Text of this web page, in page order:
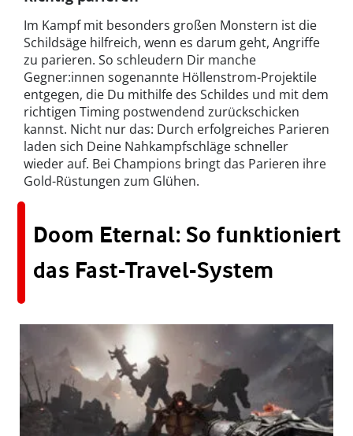
Im Kampf mit besonders großen Monstern ist die
Schildsäge hilfreich, wenn es darum geht, Angriffe
zu parieren. So schleudern Dir manche
Gegner:innen sogenannte Höllenstrom-Projektile
entgegen, die Du mithilfe des Schildes und mit dem
richtigen Timing postwendend zurückschicken
kannst. Nicht nur das: Durch erfolgreiches Parieren
laden sich Deine Nahkampfschläge schneller
wieder auf. Bei Champions bringt das Parieren ihre
Gold-Rüstungen zum Glühen.
Doom Eternal: So funktioniert
das Fast-Travel-System